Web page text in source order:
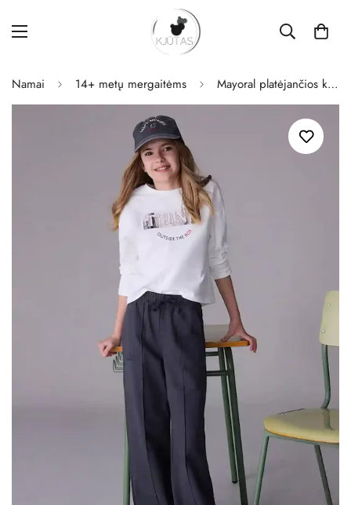
Namai 14+ metų mergaitėms Mayoral platėjančios kelnės mergaitėms Plomo.